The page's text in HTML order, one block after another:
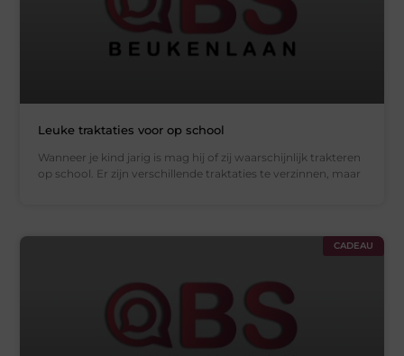
Leuke traktaties voor op school
Wanneer je kind jarig is mag hij of zij waarschijnlijk trakteren
op school. Er zijn verschillende traktaties te verzinnen, maar
CADEAU